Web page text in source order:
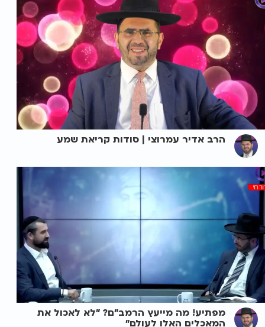
הרב אדיר עמרוצי | סודות קריאת שמע
מפתיע! מה מייעץ הרמב"ם? "לא לאכול את
המאכלים האלו לעולם"